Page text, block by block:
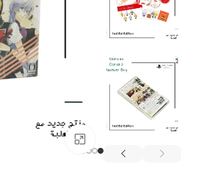
اضفط لتكبير الصورة